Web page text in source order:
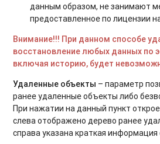
данным образом, не занимают
предоставленное по лицензии
Внимание!!! При данном способе
восстановление любых данных по
включая историю, будет
Удаленные объекты – параметр
ранее удаленные объекты либо
При нажатии на данный пункт
слева отображено дерево ранее
справа указана краткая